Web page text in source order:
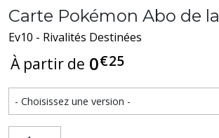
Carte Pokémon Abo de
Ev10 - Rivalités Destinées
À partir de 0€25